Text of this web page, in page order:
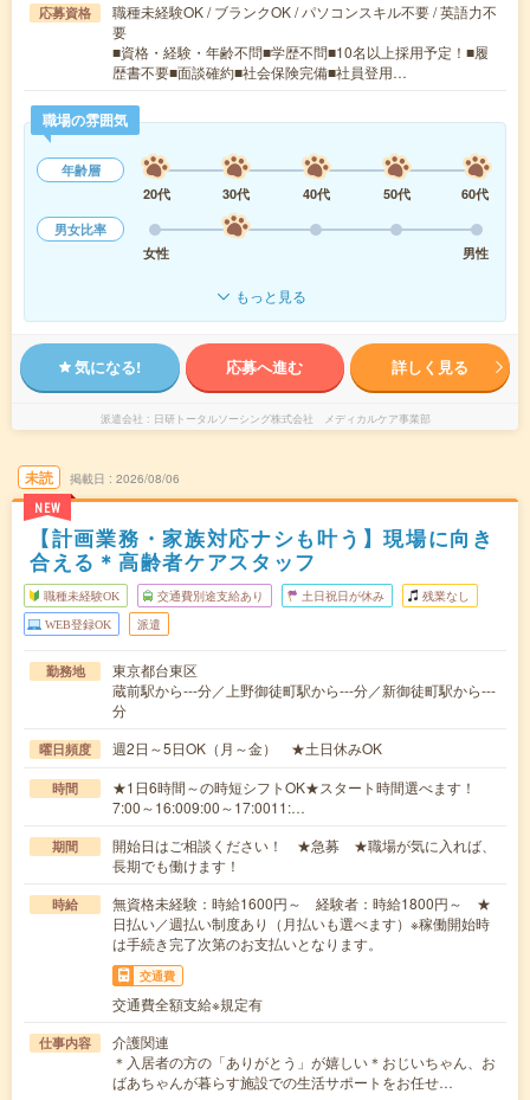
応募資格
職種未経験OK / ブランクOK / パソコンスキル不要 / 英語力不
要
■資格・経験・年齢不問■学歴不問■10名以上採用予定！■履
歴書不要■面談確約■社会保険完備■社員登用…
職場の雰囲気
年齢層
20代
30代 40代 50代
60代
男女比率
女性
男性
もっと見る
気になる! 応募へ進む 詳しく見る
派遣会社 日研トータルソーシング株式会社 メディカルケア事業部
未読
NEW
掲載日 2026/08/06
【計画業務・家族対応ナシも叶う】現場に向き
合える＊高齢者ケアスタッフ
職種未経験OK 交通費別途支給あり 土日祝日が休み 残業なし
WEB登録OK 派遣
勤務地
東京都台東区
蔵前駅から---分／上野御徒町駅から---分／新御徒町駅から---
分
曜日頻度 週2日～5日OK（月～金） ★土日休みOK
時間
★1日6時間～の時短シフトOK★スタート時間選べます！
7:00～16:009:00～17:0011:…
期間
開始日はご相談ください！ ★急募 ★職場が気に入れば、
長期でも働けます！
時給
無資格未経験：時給1600円～ 経験者：時給1800円～ ★
日払い／週払い制度あり（月払いも選べます）※稼働開始時
は手続き完了次第のお支払いとなります。
交通費
交通費全額支給※規定有
仕事内容
介護関連
＊入居者の方の「ありがとう」が嬉しい＊おじいちゃん、お
ばあちゃんが暮らす施設での生活サポートをお任せ…